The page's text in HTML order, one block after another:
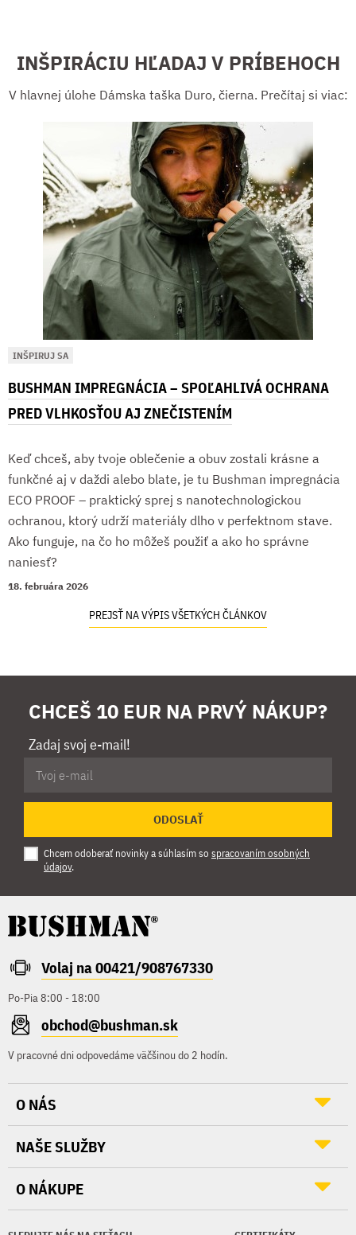
INŠPIRÁCIU HĽADAJ V PRÍBEHOCH
V hlavnej úlohe Dámska taška Duro, čierna. Prečítaj si viac:
INŠPIRUJ SA
BUSHMAN IMPREGNÁCIA – SPOĽAHLIVÁ OCHRANA
PRED VLHKOSŤOU AJ ZNEČISTENÍM
Keď chceš, aby tvoje oblečenie a obuv zostali krásne a
funkčné aj v daždi alebo blate, je tu Bushman impregnácia
ECO PROOF – praktický sprej s nanotechnologickou
ochranou, ktorý udrží materiály dlho v perfektnom stave.
Ako funguje, na čo ho môžeš použiť a ako ho správne
naniesť?
18. februára 2026
PREJSŤ NA VÝPIS VŠETKÝCH ČLÁNKOV
CHCEŠ 10 EUR NA PRVÝ NÁKUP?
Zadaj svoj e-mail!
ODOSLAŤ
Chcem odoberať novinky a súhlasím so spracovaním osobných
údajov.
Volaj na 00421/908767330
Po-Pia 8:00 - 18:00
obchod@bushman.sk
V pracovné dni odpovedáme väčšinou do 2 hodín.
O NÁS
NAŠE SLUŽBY
O NÁKUPE